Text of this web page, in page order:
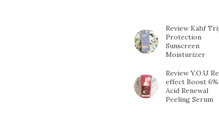
Review Kahf
Protection
Sunscreen
Moisturizer
Review Y.O.U
effect Boost 6%
Acid Renewal
Peeling Serum